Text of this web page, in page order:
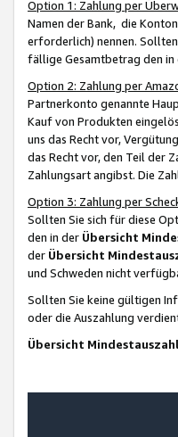
Option 1: Zahlung per
Namen der Bank, die
erforderlich) nennen.
fällige Gesamtbetrag den in
Option 2: Zahlung per
Partnerkonto genannte
Kauf von Produkten
uns das Recht vor,
das Recht vor, den Teil der
Zahlungsart angibst. Die
Option 3: Zahlung per
Sollten Sie sich für diese
den in der Übersicht
der Übersicht
und Schweden nicht
Sollten Sie keine gültigen
oder die Auszahlung
Übersicht